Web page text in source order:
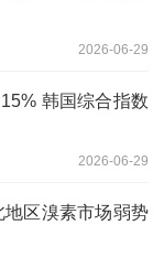
2026-06-29
韩国综合指数
2026-06-29
区溴素市场弱势